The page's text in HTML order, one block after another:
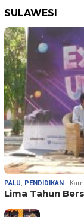
SULAWESI
PALU, PENDIDIKAN
Lima Tahun